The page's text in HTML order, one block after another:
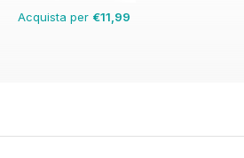
Acquista per €11,99